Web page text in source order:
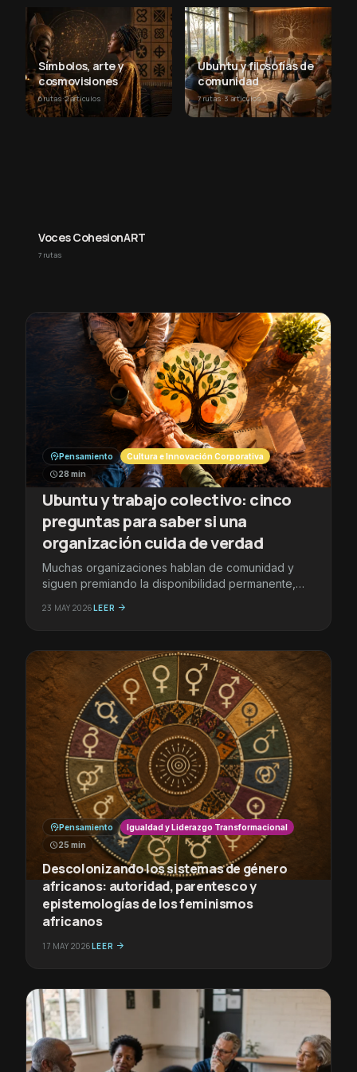
Símbolos, arte y
cosmovisiones
6 rutas·2 artículos
Ubuntu y filosofías de
comunidad
7 rutas·3 artículos
Voces CohesionART
7 rutas
psychologyPensamiento Cultura e Innovación Corporativa
schedule28 min
Ubuntu y trabajo colectivo: cinco
preguntas para saber si una
organización cuida de verdad
Muchas organizaciones hablan de comunidad y
siguen premiando la disponibilidad permanente,
castigando el desacuerdo. Este artículo propone
23 MAY 2026LEER arrow_forward
psychologyPensamiento Igualdad y Liderazgo Transformacional
schedule25 min
Descolonizando los sistemas de género
africanos: autoridad, parentesco y
epistemologías de los feminismos
africanos
17 MAY 2026LEER arrow_forward